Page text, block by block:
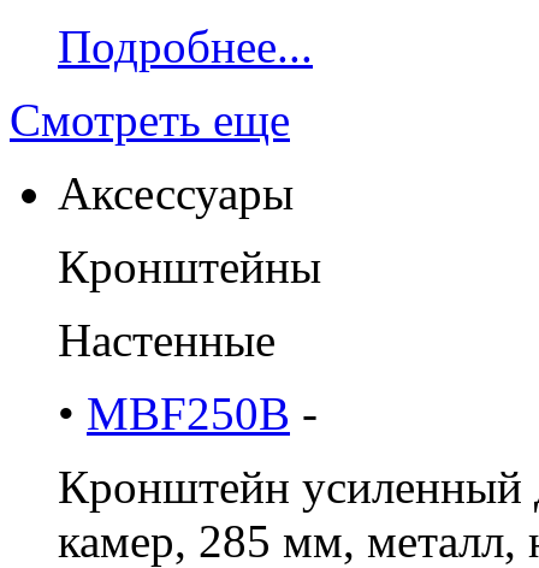
Подробнее...
Смотреть еще
Аксессуары
Кронштейны
Настенные
• MBF250B -
Кронштейн усиленный
камер, 285 мм, металл,